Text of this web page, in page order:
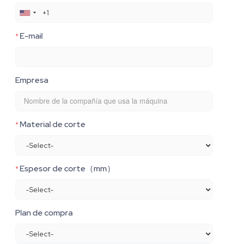
*E-mail
Empresa
*Material de corte
*Espesor de corte（mm）
Plan de compra